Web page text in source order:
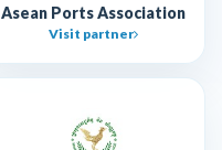
Asean Ports Association
Visit partner